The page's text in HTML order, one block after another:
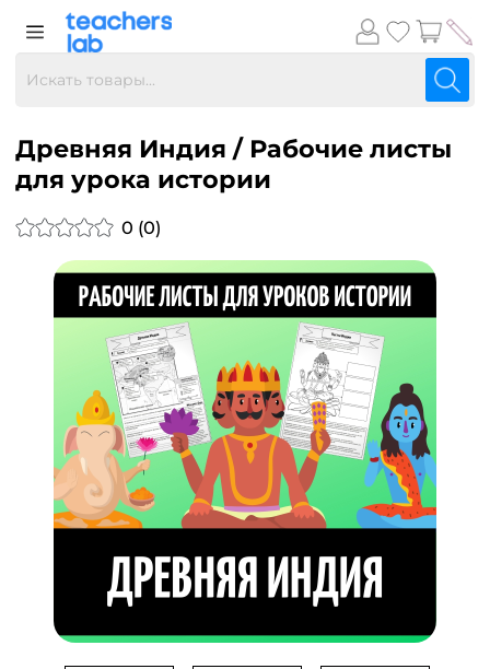
Древняя Индия / Рабочие листы
для урока истории
0 (0)